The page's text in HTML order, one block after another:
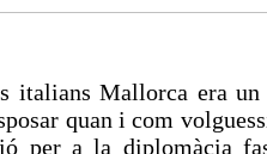
italians Mallorca era
quan i com
per a la diplomàcia